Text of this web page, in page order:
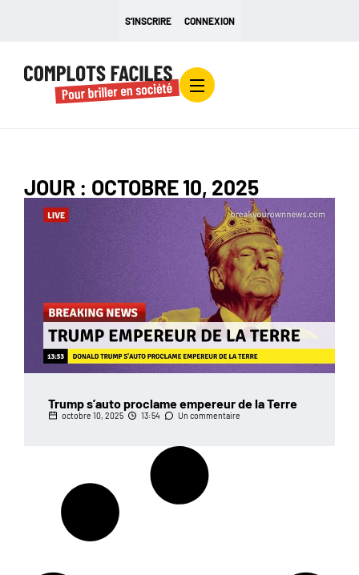
S’INSCRIRE CONNEXION
JOUR : OCTOBRE 10, 2025
Trump s’auto proclame empereur de la Terre
octobre 10, 2025 13:54 Un commentaire